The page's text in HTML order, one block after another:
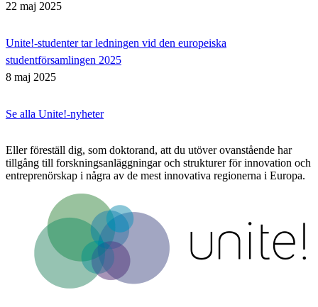
22 maj 2025
Unite!-studenter tar ledningen vid den europeiska
studentförsamlingen 2025
8 maj 2025
Se alla Unite!-nyheter
Eller föreställ dig, som doktorand, att du utöver ovanstående har
tillgång till forskningsanläggningar och strukturer för innovation och
entreprenörskap i några av de mest innovativa regionerna i Europa.